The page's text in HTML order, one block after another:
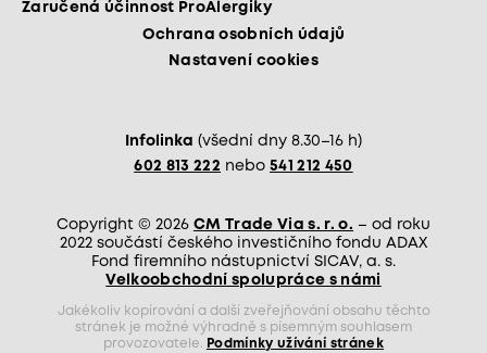
Zaručená účinnost ProAlergiky
Ochrana osobních údajů
Nastavení cookies
Infolinka (všední dny 8.30–16 h)
602 813 222 nebo 541 212 450
Copyright © 2026 CM Trade Via s. r. o. – od roku
2022 součástí českého investičního fondu ADAX
Fond firemního nástupnictví SICAV, a. s.
Velkoobchodní spolupráce s námi
Jakékoliv kopírování a další zveřejňování obsahu těchto
stránek je možné výhradně s písemným souhlasem
provozovatele.
Podmínky užívání stránek